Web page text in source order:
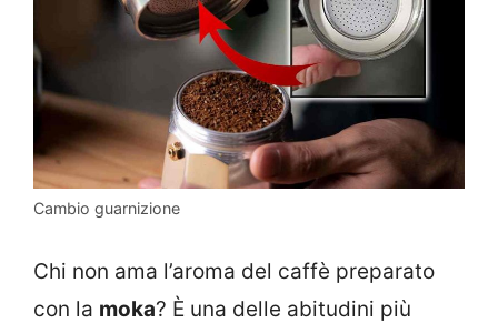
Cambio guarnizione
Chi non ama l’aroma del caffè preparato
con la moka? È una delle abitudini più